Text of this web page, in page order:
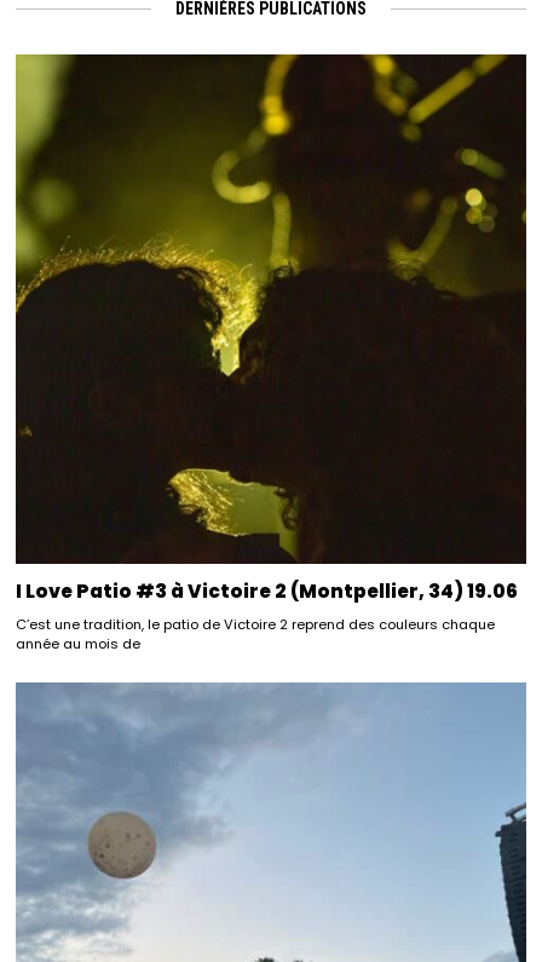
DERNIÈRES PUBLICATIONS
I Love Patio #3 à Victoire 2 (Montpellier, 34) 19.06
C’est une tradition, le patio de Victoire 2 reprend des couleurs chaque
année au mois de